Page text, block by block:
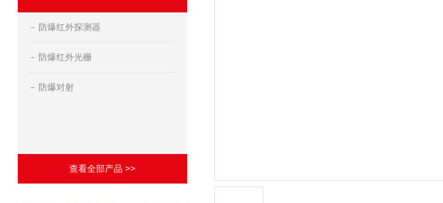
防爆红外探测器
防爆红外光栅
防爆对射
查看全部产品 >>